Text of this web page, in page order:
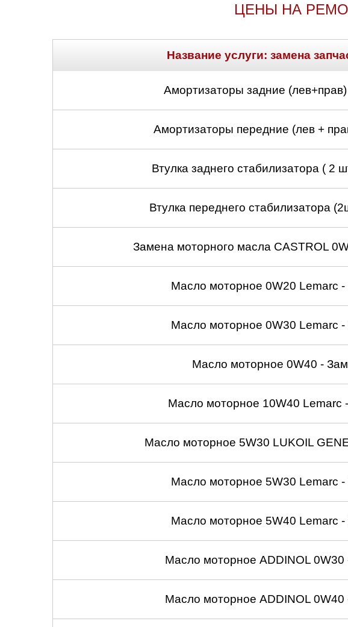
ЦЕНЫ НА
Название услуги: замена
Амортизаторы задние
Амортизаторы передние (лев +
Втулка заднего стабилизатора ( 2
Втулка переднего стабилизатора
Замена моторного масла CASTROL
Масло моторное 0W20 Lemarc
Масло моторное 0W30 Lemarc
Масло моторное 0W40 -
Масло моторное 10W40 Lemarc
Масло моторное 5W30 LUKOIL
Масло моторное 5W30 Lemarc
Масло моторное 5W40 Lemarc
Масло моторное ADDINOL 0W30
Масло моторное ADDINOL 0W40